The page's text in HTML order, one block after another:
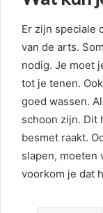
Er zijn speciale
van de arts.
nodig. Je moet
tot je tenen.
goed wassen.
schoon zijn. Dit
besmet raakt.
slapen, moeten
voorkom je dat